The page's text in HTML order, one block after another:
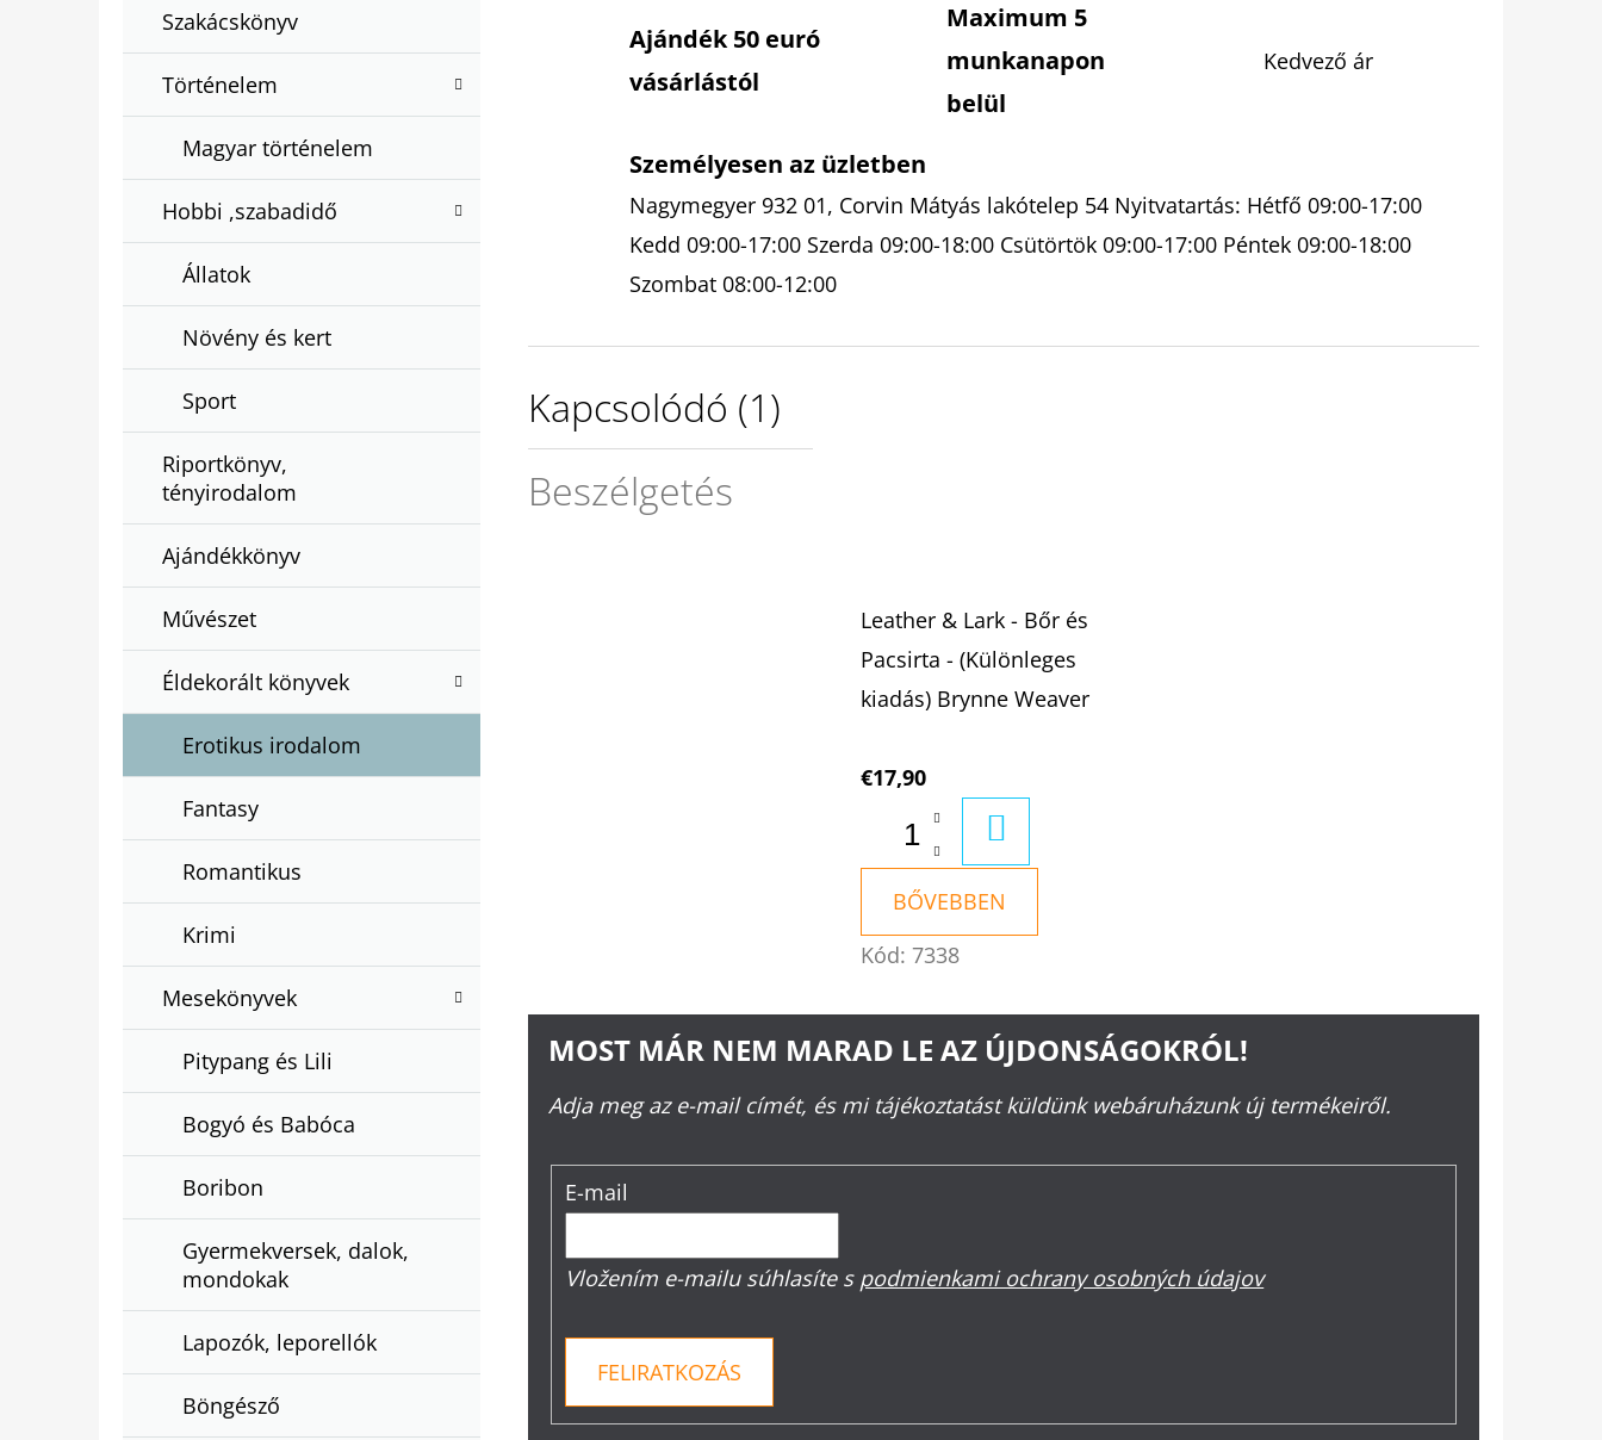
Szakácskönyv
Történelem
Magyar történelem
Hobbi ,szabadidő
Állatok
Növény és kert
Sport
Riportkönyv,
tényirodalom
Ajándékkönyv
Művészet
Éldekorált könyvek
Erotikus irodalom
Fantasy
Romantikus
Krimi
Mesekönyvek
Pitypang és Lili
Bogyó és Babóca
Boribon
Gyermekversek, dalok,
mondokak
Lapozók, leporellók
Böngésző
Ajándék 50 euró
vásárlástól
Maximum 5
munkanapon
belül
Kedvező ár
Személyesen az üzletben
Nagymegyer 932 01, Corvin Mátyás lakótelep 54 Nyitvatartás: Hétfő 09:00-17:00
Kedd 09:00-17:00 Szerda 09:00-18:00 Csütörtök 09:00-17:00 Péntek 09:00-18:00
Szombat 08:00-12:00
Kapcsolódó (1)
Beszélgetés
Leather & Lark - Bőr és
Pacsirta - (Különleges
kiadás) Brynne Weaver
€17,90
BŐVEBBEN
Kód:7338
MOST MÁR NEM MARAD LE AZ ÚJDONSÁGOKRÓL!
Adja meg az e-mail címét, és mi tájékoztatást küldünk webáruházunk új termékeiről.
E-mail
Vložením e-mailu súhlasíte s podmienkami ochrany osobných údajov
FELIRATKOZÁS